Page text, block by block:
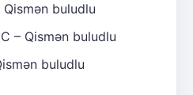
Qismən buludlu
– Qismən buludlu
buludlu